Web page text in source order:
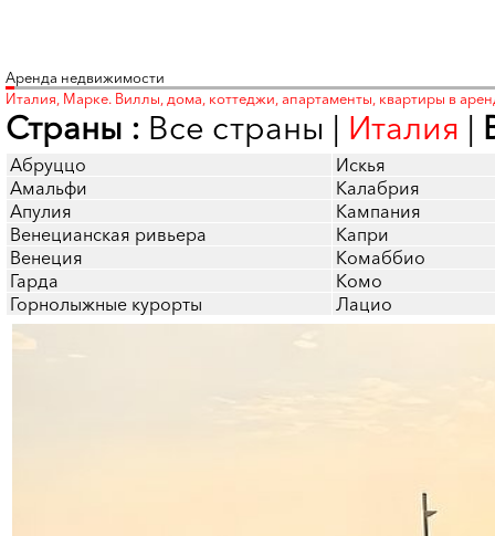
Аренда недвижимости
Италия, Марке. Виллы, дома, коттеджи, апартаменты, квартиры в
Страны : Все страны | Италия |
Абруццо
Искья
Амальфи
Калабрия
Апулия
Кампания
Венецианская ривьера
Капри
Венеция
Комаббио
Гарда
Комо
Горнолыжные курорты
Лацио